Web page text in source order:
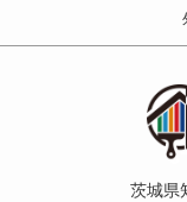
茨城県